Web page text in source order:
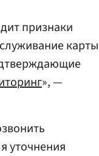
признаки
карты
», —
уточнения